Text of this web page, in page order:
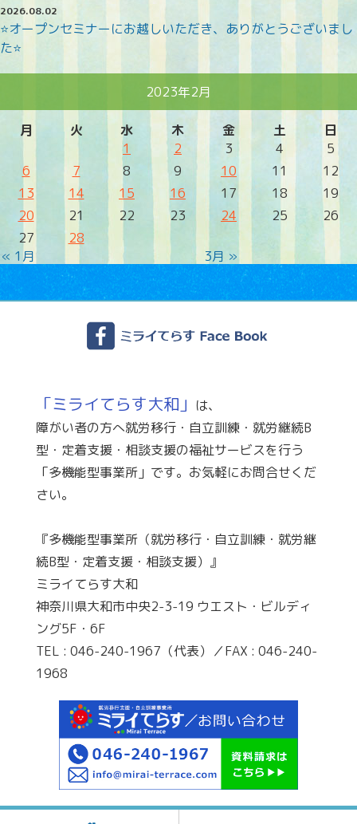
2026.08.02
⭐オープンセミナーにお越しいただき、ありがとうございまし
た⭐
2023年2月
月 火 水 木 金 土 日
« 1月 3月 »
1 2 3 4
5
6
7 8 9 10 11
12
13
14 15 16 17 18
19
20
21 22 23 24 25
26
27
28
「ミライてらす大和」 は、
障がい者の方へ就労移行・自立訓練・就労継続B
型・定着支援・相談支援の福祉サービスを行う
「多機能型事業所」です。お気軽にお問合せくだ
さい。
『多機能型事業所（就労移行・自立訓練・就労継
続B型・定着支援・相談支援）』
ミライてらす大和
神奈川県大和市中央2-3-19 ウエスト・ビルディ
ング5F・6F
TEL : 046-240-1967（代表）／FAX : 046-240-
1968